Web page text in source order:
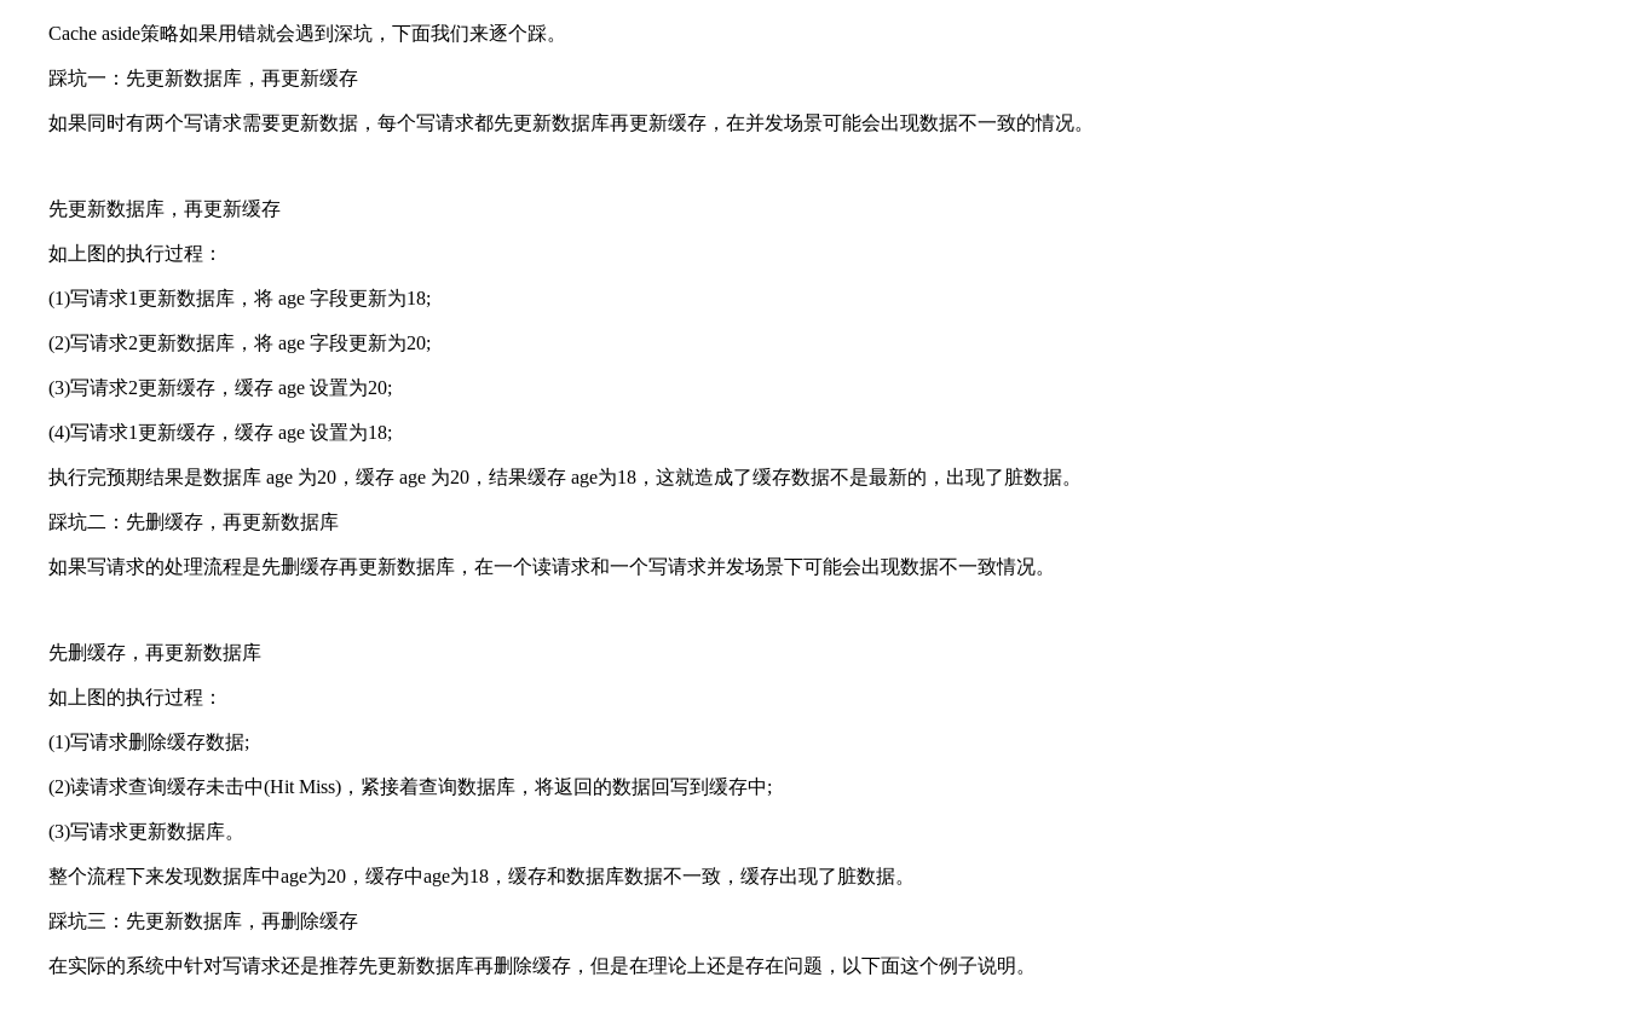
Cache aside策略如果用错就会遇到深坑，下面我们来逐个踩。
踩坑一：先更新数据库，再更新缓存
如果同时有两个写请求需要更新数据，每个写请求都先更新数据库再更新缓存，在并发场景可能会出现数据不一致的情况。
先更新数据库，再更新缓存
如上图的执行过程：
(1)写请求1更新数据库，将 age 字段更新为18;
(2)写请求2更新数据库，将 age 字段更新为20;
(3)写请求2更新缓存，缓存 age 设置为20;
(4)写请求1更新缓存，缓存 age 设置为18;
执行完预期结果是数据库 age 为20，缓存 age 为20，结果缓存 age为18，这就造成了缓存数据不是最新的，出现了脏数据。
踩坑二：先删缓存，再更新数据库
如果写请求的处理流程是先删缓存再更新数据库，在一个读请求和一个写请求并发场景下可能会出现数据不一致情况。
先删缓存，再更新数据库
如上图的执行过程：
(1)写请求删除缓存数据;
(2)读请求查询缓存未击中(Hit Miss)，紧接着查询数据库，将返回的数据回写到缓存中;
(3)写请求更新数据库。
整个流程下来发现数据库中age为20，缓存中age为18，缓存和数据库数据不一致，缓存出现了脏数据。
踩坑三：先更新数据库，再删除缓存
在实际的系统中针对写请求还是推荐先更新数据库再删除缓存，但是在理论上还是存在问题，以下面这个例子说明。